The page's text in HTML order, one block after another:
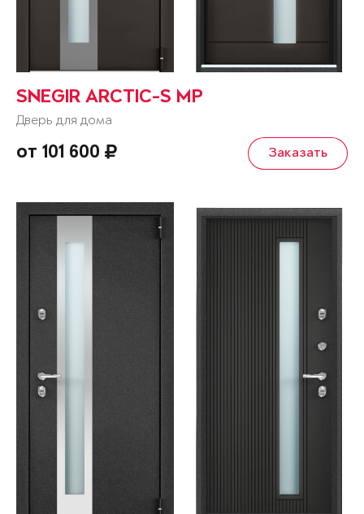
SNEGIR ARCTIC-S MP
Дверь для дома
от 101 600 Заказать